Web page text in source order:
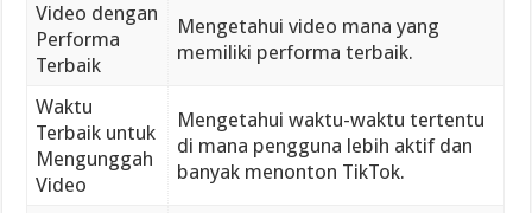
Video dengan
Performa
Terbaik
Mengetahui video mana yang
memiliki performa terbaik.
Waktu
Terbaik untuk
Mengunggah
Video
Mengetahui waktu-waktu tertentu
di mana pengguna lebih aktif dan
banyak menonton TikTok.